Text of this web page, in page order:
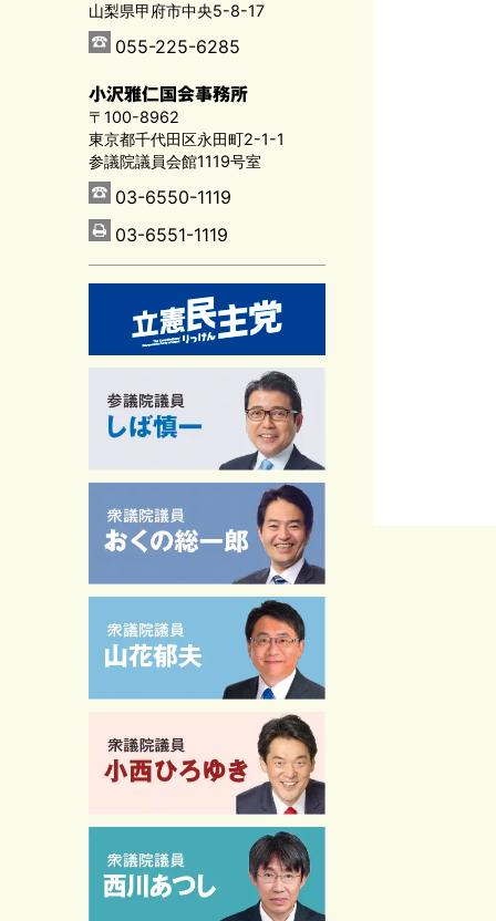
山梨県甲府市中央5-8-17
055-225-6285
小沢雅仁国会事務所
〒100-8962
東京都千代田区永田町2-1-1
参議院議員会館1119号室
03-6550-1119
03-6551-1119